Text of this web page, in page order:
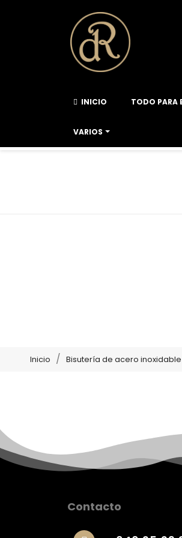
INICIO TODO PARA
VARIOS
Inicio Bisutería de acero inoxidable
Contacto